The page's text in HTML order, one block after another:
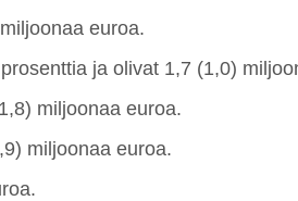
euroa.
ja olivat 1,7 (1,0)
miljoonaa euroa.
miljoonaa euroa.